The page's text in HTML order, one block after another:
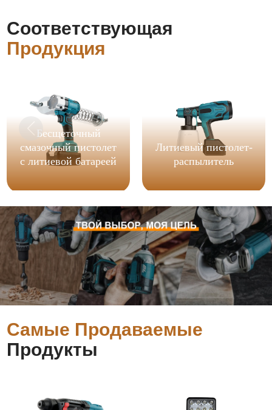
Соответствующая
Продукция
Бесщеточный
смазочный пистолет
с литиевой батареей
Литиевый пистолет-
распылитель
Самые Продаваемые
Продукты